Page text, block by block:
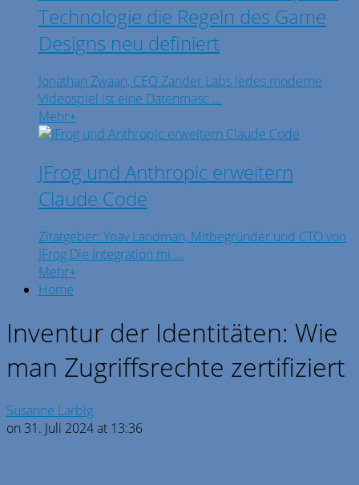
Technologie die Regeln des Game
Designs neu definiert
Jonathan Zwaan, CEO Zander Labs Jedes moderne
Videospiel ist eine Datenmasc ...
Mehr+
JFrog und Anthropic erweitern
Claude Code
Zitatgeber: Yoav Landman, Mitbegründer und CTO von
JFrog Die Integration mi ...
Mehr+
Home
Inventur der Identitäten: Wie
man Zugriffsrechte zertifiziert
Susanne Larbig
on 31. Juli 2024 at 13:36